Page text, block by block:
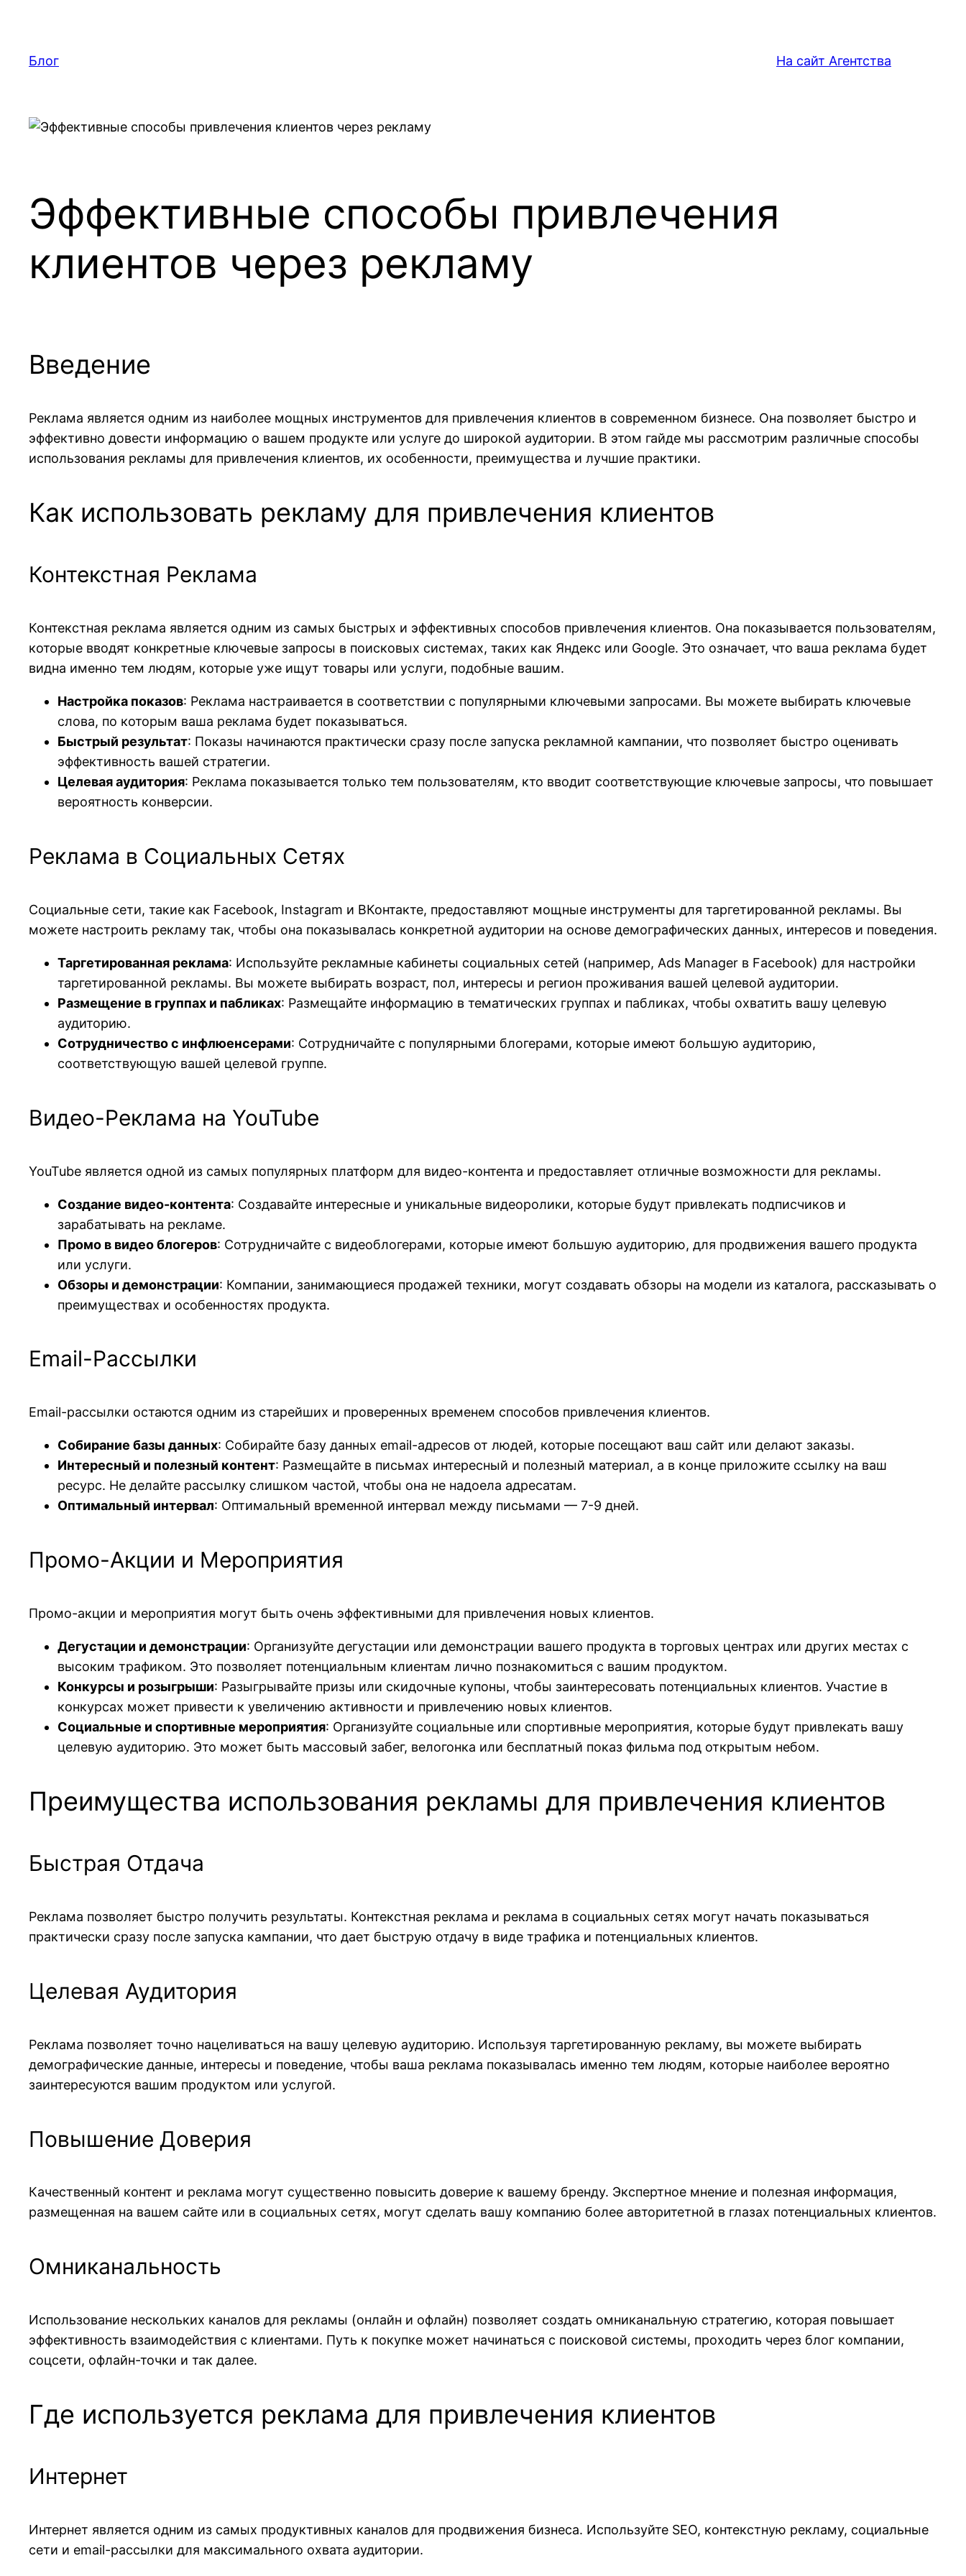
содержимому
Блог На сайт Агентства
Эффективные способы привлечения
клиентов через рекламу
Введение
Реклама является одним из наиболее мощных инструментов для привлечения клиентов в современном бизнесе. Она позволяет быстро и
эффективно довести информацию о вашем продукте или услуге до широкой аудитории. В этом гайде мы рассмотрим различные способы
использования рекламы для привлечения клиентов, их особенности, преимущества и лучшие практики.
Как использовать рекламу для привлечения клиентов
Контекстная Реклама
Контекстная реклама является одним из самых быстрых и эффективных способов привлечения клиентов. Она показывается пользователям,
которые вводят конкретные ключевые запросы в поисковых системах, таких как Яндекс или Google. Это означает, что ваша реклама будет
видна именно тем людям, которые уже ищут товары или услуги, подобные вашим.
Настройка показов: Реклама настраивается в соответствии с популярными ключевыми запросами. Вы можете выбирать ключевые
слова, по которым ваша реклама будет показываться.
Быстрый результат: Показы начинаются практически сразу после запуска рекламной кампании, что позволяет быстро оценивать
эффективность вашей стратегии.
Целевая аудитория: Реклама показывается только тем пользователям, кто вводит соответствующие ключевые запросы, что повышает
вероятность конверсии.
Реклама в Социальных Сетях
Социальные сети, такие как Facebook, Instagram и ВКонтакте, предоставляют мощные инструменты для таргетированной рекламы. Вы
можете настроить рекламу так, чтобы она показывалась конкретной аудитории на основе демографических данных, интересов и поведения.
Таргетированная реклама: Используйте рекламные кабинеты социальных сетей (например, Ads Manager в Facebook) для настройки
таргетированной рекламы. Вы можете выбирать возраст, пол, интересы и регион проживания вашей целевой аудитории.
Размещение в группах и пабликах: Размещайте информацию в тематических группах и пабликах, чтобы охватить вашу целевую
аудиторию.
Сотрудничество с инфлюенсерами: Сотрудничайте с популярными блогерами, которые имеют большую аудиторию,
соответствующую вашей целевой группе.
Видео-Реклама на YouTube
YouTube является одной из самых популярных платформ для видео-контента и предоставляет отличные возможности для рекламы.
Создание видео-контента: Создавайте интересные и уникальные видеоролики, которые будут привлекать подписчиков и
зарабатывать на рекламе.
Промо в видео блогеров: Сотрудничайте с видеоблогерами, которые имеют большую аудиторию, для продвижения вашего продукта
или услуги.
Обзоры и демонстрации: Компании, занимающиеся продажей техники, могут создавать обзоры на модели из каталога, рассказывать о
преимуществах и особенностях продукта.
Email-Рассылки
Email-рассылки остаются одним из старейших и проверенных временем способов привлечения клиентов.
Собирание базы данных: Собирайте базу данных email-адресов от людей, которые посещают ваш сайт или делают заказы.
Интересный и полезный контент: Размещайте в письмах интересный и полезный материал, а в конце приложите ссылку на ваш
ресурс. Не делайте рассылку слишком частой, чтобы она не надоела адресатам.
Оптимальный интервал: Оптимальный временной интервал между письмами — 7-9 дней.
Промо-Акции и Мероприятия
Промо-акции и мероприятия могут быть очень эффективными для привлечения новых клиентов.
Дегустации и демонстрации: Организуйте дегустации или демонстрации вашего продукта в торговых центрах или других местах с
высоким трафиком. Это позволяет потенциальным клиентам лично познакомиться с вашим продуктом.
Конкурсы и розыгрыши: Разыгрывайте призы или скидочные купоны, чтобы заинтересовать потенциальных клиентов. Участие в
конкурсах может привести к увеличению активности и привлечению новых клиентов.
Социальные и спортивные мероприятия: Организуйте социальные или спортивные мероприятия, которые будут привлекать вашу
целевую аудиторию. Это может быть массовый забег, велогонка или бесплатный показ фильма под открытым небом.
Преимущества использования рекламы для привлечения клиентов
Быстрая Отдача
Реклама позволяет быстро получить результаты. Контекстная реклама и реклама в социальных сетях могут начать показываться
практически сразу после запуска кампании, что дает быструю отдачу в виде трафика и потенциальных клиентов.
Целевая Аудитория
Реклама позволяет точно нацеливаться на вашу целевую аудиторию. Используя таргетированную рекламу, вы можете выбирать
демографические данные, интересы и поведение, чтобы ваша реклама показывалась именно тем людям, которые наиболее вероятно
заинтересуются вашим продуктом или услугой.
Повышение Доверия
Качественный контент и реклама могут существенно повысить доверие к вашему бренду. Экспертное мнение и полезная информация,
размещенная на вашем сайте или в социальных сетях, могут сделать вашу компанию более авторитетной в глазах потенциальных клиентов.
Омниканальность
Использование нескольких каналов для рекламы (онлайн и офлайн) позволяет создать омниканальную стратегию, которая повышает
эффективность взаимодействия с клиентами. Путь к покупке может начинаться с поисковой системы, проходить через блог компании,
соцсети, офлайн-точки и так далее.
Где используется реклама для привлечения клиентов
Интернет
Интернет является одним из самых продуктивных каналов для продвижения бизнеса. Используйте SEO, контекстную рекламу, социальные
сети и email-рассылки для максимального охвата аудитории.